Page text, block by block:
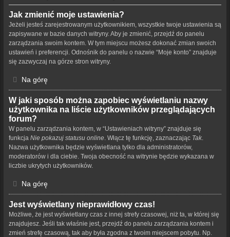
Jak zmienić moje ustawienia?
Jeżeli jesteś zarejestrowanym użytkownikiem, wszystkie twoje ustawienia są
zapisywane w bazie danych witryny. Aby je zmienić, przejdź do panelu
zarządzania swoim kontem. W tym miejscu możesz dokonać zmian swoich
ustawień i preferencji. Odnośnik do panelu o nazwie “Moje konto” znajduje
się zazwyczaj na górze stron witryny.
Na górę
W jaki sposób można zapobiec wyświetlaniu nazwy
użytkownika na liście użytkowników przeglądających
forum?
W panelu zarządzania kontem, w “Ustawieniach witryny” znajduje się
funkcja Nie pokazuj statusu online . Włącz tę funkcję, zaznaczając Tak
Nazwa użytkownika będzie wyświetlana tylko dla administratorów,
moderatorów i dla ciebie. Twoja obecność na witrynie będzie wykazana w
liczbie ukrytych użytkowników.
Na górę
Jest wyświetlany nieprawidłowy czas!
Możliwe, że jest wyświetlany czas z innej strefy czasowej, niż ta, w której się
znajdujesz. Jeśli tak właśnie jest, przejdź do panelu zarządzania kontem i
zmień strefę czasową, tak aby była zgodna z twoim miejscem pobytu. Np.